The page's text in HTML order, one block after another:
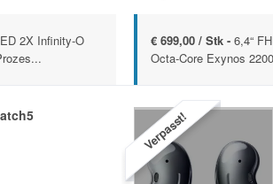
2X Infinity-O
€ 699,00 / Stk - 6,4“
Octa-Core Exynos
Verpasst!